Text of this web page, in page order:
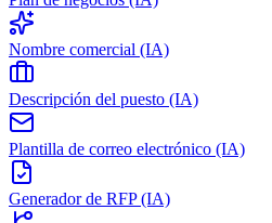
Nombre comercial (IA)
Descripción del puesto (IA)
Plantilla de correo electrónico (IA)
Generador de RFP (IA)